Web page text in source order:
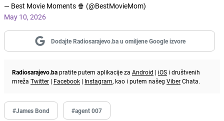
— Best Movie Moments 🍿 (@BestMovieMom)
May 10, 2026
Dodajte Radiosarajevo.ba u omiljene Google izvore
Radiosarajevo.bapratite putem aplikacije za Android | iOS i društvenih
mreža Twitter | Facebook | Instagram, kao i putem našeg ViberChata.
#James Bond #agent 007